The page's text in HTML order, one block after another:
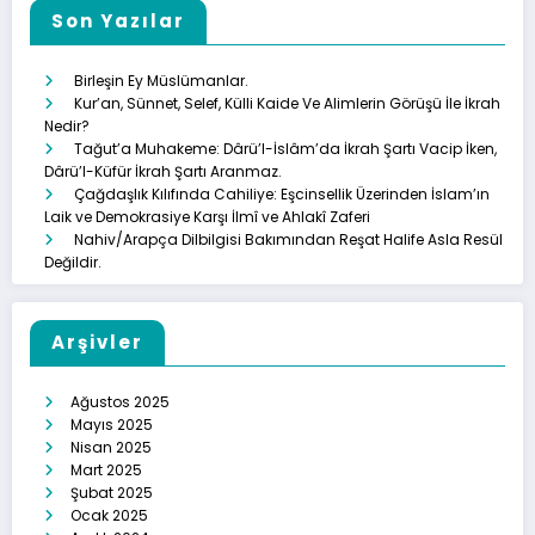
Son Yazılar
Birleşin Ey Müslümanlar.
Kur’an, Sünnet, Selef, Külli Kaide Ve Alimlerin Görüşü İle İkrah
Nedir?
Tağut’a Muhakeme: Dârü’l-İslâm’da İkrah Şartı Vacip İken,
Dârü’l-Küfür İkrah Şartı Aranmaz.
Çağdaşlık Kılıfında Cahiliye: Eşcinsellik Üzerinden İslam’ın
Laik ve Demokrasiye Karşı İlmî ve Ahlakî Zaferi
Nahiv/Arapça Dilbilgisi Bakımından Reşat Halife Asla Resül
Değildir.
Arşivler
Ağustos 2025
Mayıs 2025
Nisan 2025
Mart 2025
Şubat 2025
Ocak 2025